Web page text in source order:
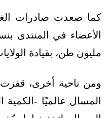
كما صعدت صادرات
مليون طن، بقيادة
ومن ناحية أخرى،
المسال عالميًا -